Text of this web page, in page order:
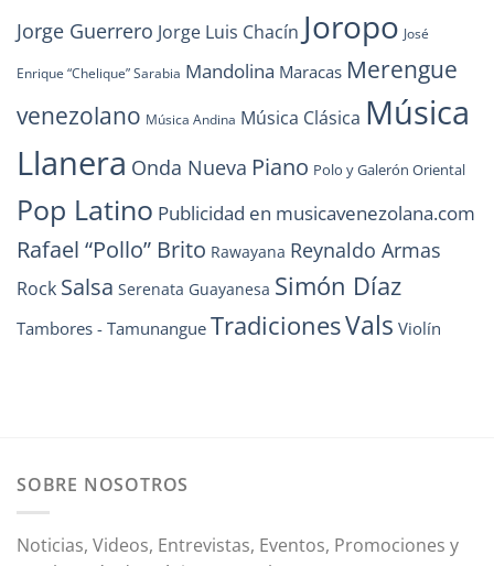
Jorge Guerrero Jorge Luis Chacín Joropo José
Enrique “Chelique” Sarabia Mandolina Maracas Merengue
venezolano Música Andina Música Clásica Música
Llanera Onda Nueva Piano Polo y Galerón Oriental
Pop Latino Publicidad en musicavenezolana.com
Rafael “Pollo” Brito Rawayana Reynaldo Armas
Rock Salsa Serenata Guayanesa Simón Díaz
Tambores - Tamunangue TradicionesVals Violín
SOBRE NOSOTROS
Noticias, Videos, Entrevistas, Eventos, Promociones y